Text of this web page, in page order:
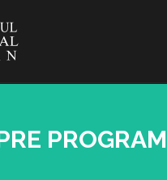
PROGRAM